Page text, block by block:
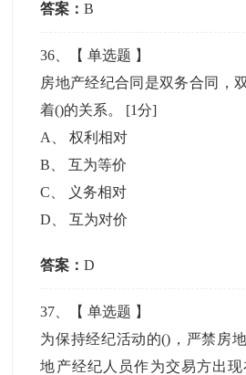
答案：B
36 、【单选题 】
房地产经纪合同是双务合同，
着()的关系。 [1分]
A
、权利相对
B 、互为等价
C
义务相对
D 、互为对价
答案：D
37 、【单选题 】
为保持经纪活动的()，严禁房
地产经纪人员作为交易方出